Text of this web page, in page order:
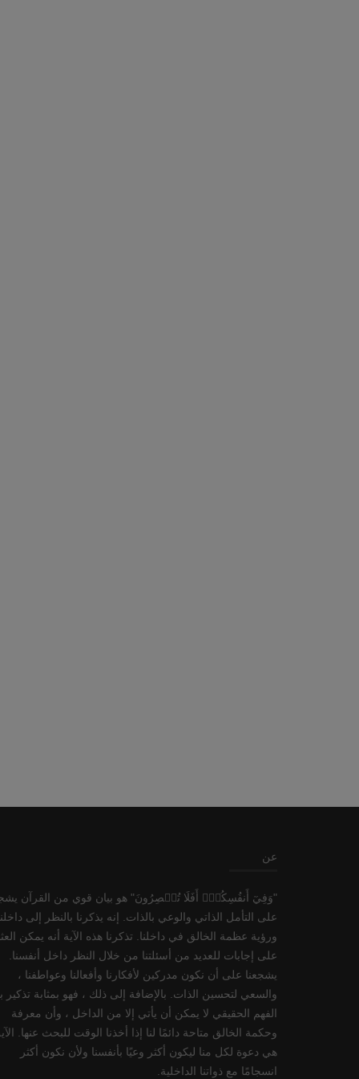
عن
"وَفِيٓ أَنفُسِكُمۡۚ أَفَلَا تُبۡصِرُونَ" هو بيان قوي من القرآن
على التأمل الذاتي والوعي بالذات. إنه يذكرنا بالنظر إلى
ورؤية عظمة الخالق في داخلنا. تذكرنا هذه الآية أنه يمكن
على إجابات للعديد من أسئلتنا من خلال النظر داخل أنفسنا.
يشجعنا على أن نكون مدركين لأفكارنا وأفعالنا وعواطفنا ،
والسعي لتحسين الذات. بالإضافة إلى ذلك ، فهو بمثابة تذكير
الفهم الحقيقي لا يمكن أن يأتي إلا من الداخل ، وأن معرفة
وحكمة الخالق متاحة دائمًا لنا إذا أخذنا الوقت للبحث عنها.
هي دعوة لكل منا ليكون أكثر وعيًا بأنفسنا ولأن نكون أكثر
انسجامًا مع ذواتنا الداخلية.